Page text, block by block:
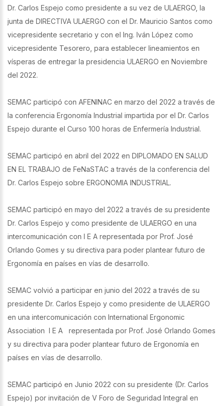
Dr. Carlos Espejo como presidente a su vez de ULAERGO, la
junta de DIRECTIVA ULAERGO con el Dr. Mauricio Santos como
vicepresidente secretario y con el Ing. Iván López como
vicepresidente Tesorero, para establecer lineamientos en
vísperas de entregar la presidencia ULAERGO en Noviembre
del 2022.
SEMAC participó con AFENINAC en marzo del 2022 a través de
la conferencia Ergonomía Industrial impartida por el Dr. Carlos
Espejo durante el Curso 100 horas de Enfermería Industrial.
SEMAC participó en abril del 2022 en DIPLOMADO EN SALUD
EN EL TRABAJO de FeNaSTAC a través de la conferencia del
Dr. Carlos Espejo sobre ERGONOMIA INDUSTRIAL.
SEMAC participó en mayo del 2022 a través de su presidente
Dr. Carlos Espejo y como presidente de ULAERGO en una
intercomunicación con I E A representada por Prof. José
Orlando Gomes y su directiva para poder plantear futuro de
Ergonomía en países en vías de desarrollo.
SEMAC volvió a participar en junio del 2022 a través de su
presidente Dr. Carlos Espejo y como presidente de ULAERGO
en una intercomunicación con International Ergonomic
Association I E A representada por Prof. José Orlando Gomes
y su directiva para poder plantear futuro de Ergonomía en
países en vías de desarrollo.
SEMAC participó en Junio 2022 con su presidente (Dr. Carlos
Espejo) por invitación de V Foro de Seguridad Integral en